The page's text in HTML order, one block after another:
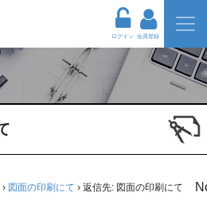
ログイン 会員登録
› 図面の印刷にて › 返信先: 図面の印刷にて